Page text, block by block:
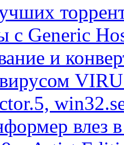
с Generic
и
влез